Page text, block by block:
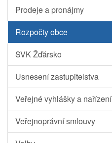
Prodeje a pronájmy
Rozpočty obce
SVK Žďársko
Usnesení zastupitelstva
Veřejné vyhlášky a nařízení
Veřejnoprávní smlouvy